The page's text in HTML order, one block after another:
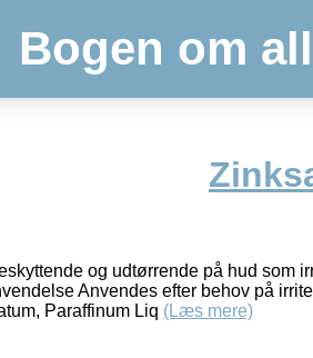
Bogen om
og udtørrende på hud som
Anvendes efter behov på
Paraffinum Liq (Læs mere)